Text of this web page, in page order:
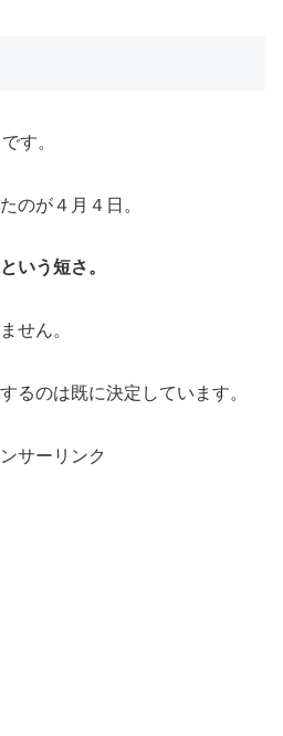
す。
のが４月４日。
いう短さ。
せん。
るのは既に決定しています。
サーリンク